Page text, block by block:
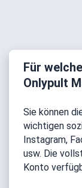
Für
Onlypult
Sie können
wichtigen
Instagram,
usw. Die
Konto